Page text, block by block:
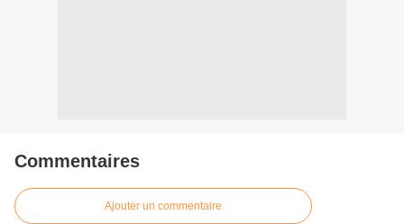
Commentaires
Ajouter un commentaire